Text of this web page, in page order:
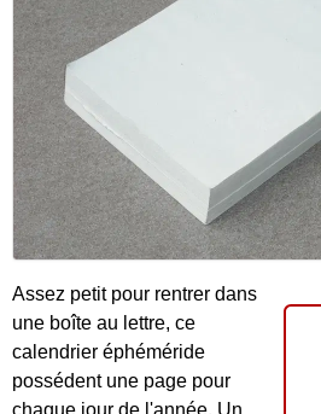
Assez petit pour rentrer dans
une boîte au lettre, ce
calendrier éphéméride
possédent une page pour